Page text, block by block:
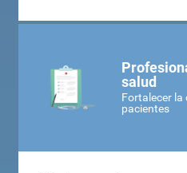
salud
Fortalecer la
pacientes